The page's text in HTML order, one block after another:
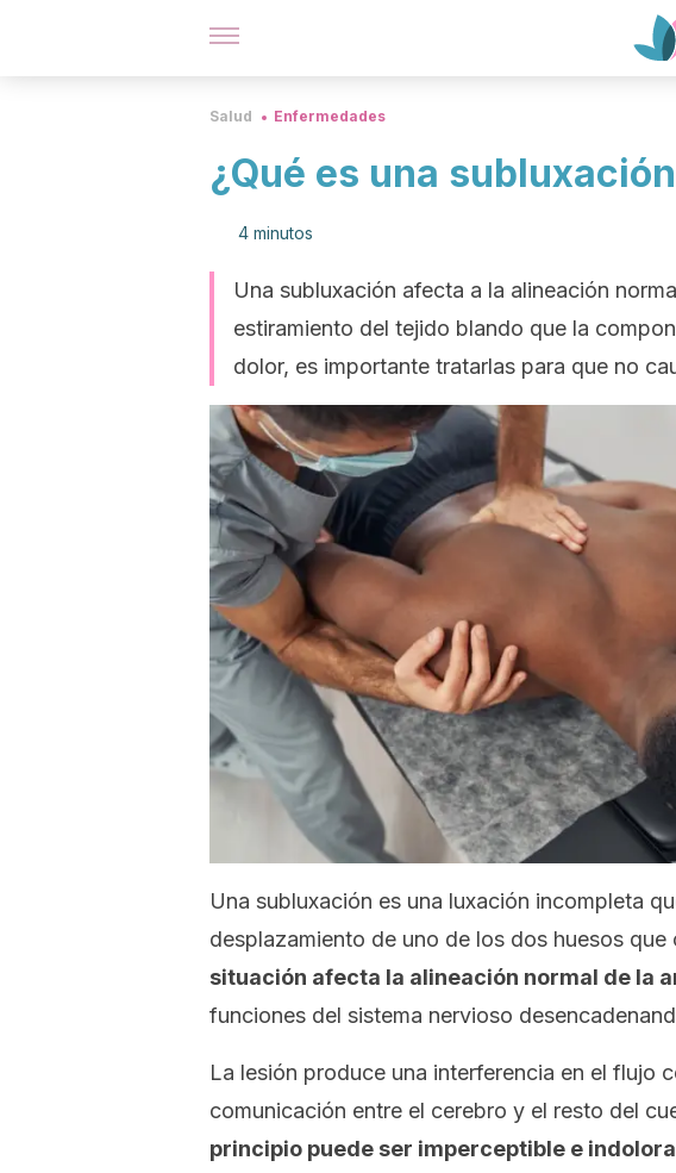
Salud Enfermedades
¿Qué es una
4 minutos
Una subluxación afecta a la alineación
estiramiento del tejido blando que la
dolor, es importante tratarlas para que no
Una subluxación es una luxación incompleta
desplazamiento de uno de los dos huesos
situación afecta la alineación normal de la
funciones del sistema nervioso
La lesión produce una interferencia en el flujo
comunicación entre el cerebro y el resto del
principio puede ser imperceptible e indolora